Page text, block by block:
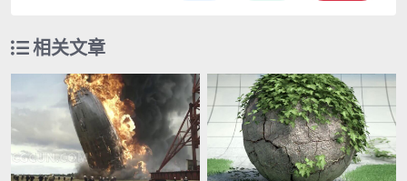
相关文章